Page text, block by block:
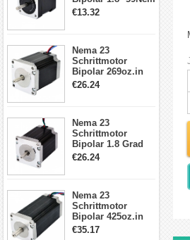
2A 4 Drähte mit 1m
€13.32
Nema 23
Schrittmotor
Bipolar 269oz.in
2,8A 57x57x76mm
€26.24
Nema 23
Schrittmotor
Bipolar 1.8 Grad
1.9Nm 3A 3.36V 4
€26.24
Nema 23
Schrittmotor
Bipolar 425oz.in
4.2A 57x57x114mm
€35.17